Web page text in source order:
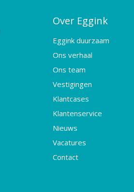
Over Eggink
Eggink duurzaam
Ons verhaal
Ons team
Vestigingen
Klantcases
Klantenservice
Nieuws
Vacatures
Contact